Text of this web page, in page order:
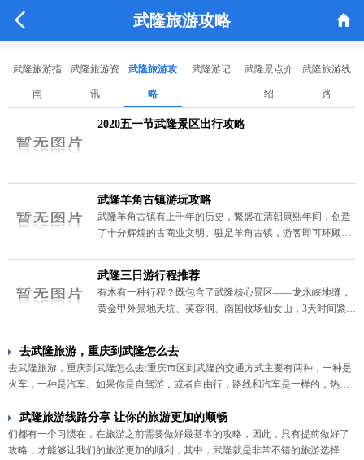
 武隆旅游攻略 
武隆旅游指
南
武隆旅游资
讯
武隆旅游攻
略
武隆游记 武隆景点介
绍
武隆旅游线
路
2020五一节武隆景区出行攻略
武隆羊角古镇游玩攻略
武隆羊角古镇有上千年的历史，繁盛在清朝康熙年间，创造
了十分辉煌的古商业文明。驻足羊角古镇，游客即可环顾白
武隆三日游行程推荐
有木有一种行程？既包含了武隆核心景区——龙水峡地缝，
黄金甲外景地天坑、芙蓉洞、南国牧场仙女山，3天时间紧凑
蹈表演。答案就是以下——武隆三日游行程推荐。
去武隆旅游，重庆到武隆怎么去
去武隆旅游，重庆到武隆怎么去:重庆市区到武隆的交通方式主要有两种，一种是
火车，一种是汽车。如果你是自驾游，或者自由行，路线和汽车是一样的，热烈
欢迎游客来到美丽的武隆。
武隆旅游线路分享 让你的旅游更加的顺畅
们都有一个习惯在，在旅游之前需要做好最基本的攻略，因此，只有提前做好了
攻略，才能够让我们的旅游更加的顺利，其中，武隆就是非常不错的旅游选择，